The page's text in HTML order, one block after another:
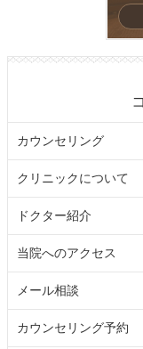
カウンセリング
クリニックについて
ドクター紹介
当院へのアクセス
メール相談
カウンセリング予約